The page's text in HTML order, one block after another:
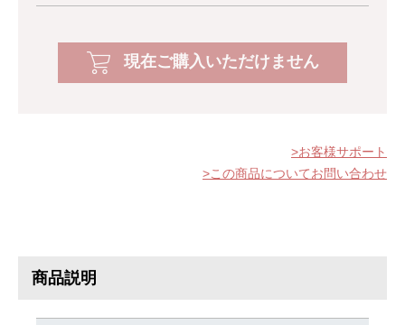
現在ご購入いただけません
お客様サポート
この商品についてお問い合わせ
商品説明